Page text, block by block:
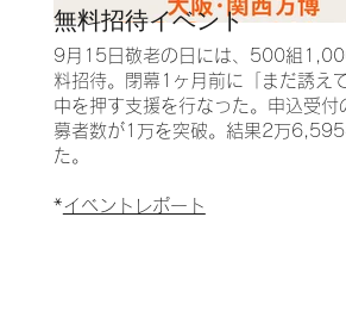
無料招待イベント
9月15日敬老の日には、500組
料招待。閉幕1ヶ月前に「まだ誘え
中を押す支援を行なった。申込受付
募者数が1万を突破。結果2万6,595
た。
*イベントレポート